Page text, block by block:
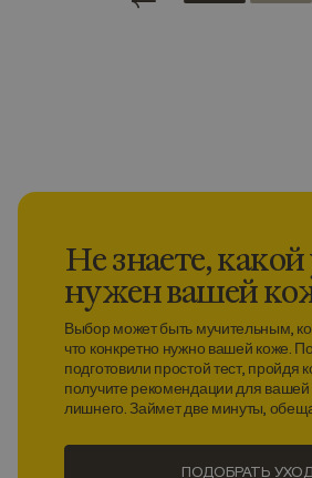
Не знаете, какой
нужен вашей
Выбор может быть мучительным,
что конкретно нужно вашей коже.
подготовили простой тест, пройдя
получите рекомендации для вашей
лишнего. Займет две минуты,
ПОДОБРАТЬ